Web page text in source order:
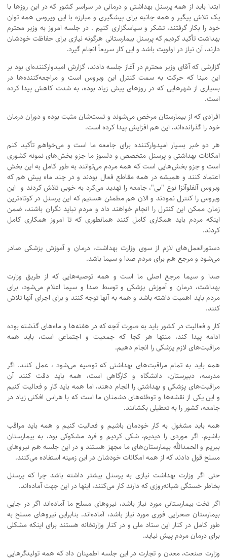
ابتدا باید از همه پرسنل بهداشتی و درمانی در سراسر کشور که در این روزها با
یک تلاش پیگیر و همه جانبه برای پیشگیری و مبارزه با این ویروس همه توان
خود را بکار گرفتند، تشکر و سپاسگزاری کنیم . در جلسه امروز به وزیر محترم
بهداشت تأکید کردیم که پرسنل بیمارستانی هرگونه نیازی برای حفاظت خودشان
دارند، آن نیاز در اولویت باشد و این کار سریعاً انجام گیرد.
گزارشی که آقای وزیر محترم در آغاز جلسه دادند، گزارش امیدوارکننده‌ای بود بر
این مبنا که حرکت به سمت کنترل این ویروس است و مراجعه‌کننده‌ها در
بسیاری از شهرهایی که در روزهای پیش زیاد بوده، به شدت کاهش پیدا کرده
است.
افرادی که از بیمارستان مرخص می‌شوند و تست‌شان مثبت بوده و دوران درمان
خود را گذرانده‌اند، این هم افزایش پیدا کرده است.
هر دو خبر بسیار امیدوارکننده برای جامعه ما است و می‌خواهم تأکید کنم
امکانات بهداشتی و پرسنل متخصص و دلسوز ما جزو بخش‌های نمونه کشوری
است و جزو بخش‌هایی است که همه مردم می‌توانند به طور کامل به این بخش
اعتماد کنند و همیشه در همه مقاطع فعال بودند و در چند ماه پیش هم که
ویروس آنفلوآنزا نوع "بی"، جامعه را تهدید می‌کرد به خوبی تلاش کردند و این
ویروس را کنترل نمودند و الان هم مطمئن هستیم که این پرسنل در کوتاه‌ترین
زمان ممکن این کنترل را انجام خواهند داد و مردم نباید نگران باشند، ضمن
اینکه مردم باید همکاری کامل کنند همانطوری که تا امروز همکاری کامل
کردند.
دستورالعمل‌های لازم از سوی وزارت بهداشت، درمان و آموزش پزشکی صادر
می‌شود و مرجع هم برای مردم صدا و سیما باشد.
صدا و سیما مرجع اصلی ما است و همه توصیه‌هایی که از طریق وزارت
بهداشت، درمان و آموزش پزشکی و توسط صدا و سیما اعلام می‌شود، برای
مردم باید اهمیت داشته باشد و همه به آنها توجه کنند و برای اجرای آنها تلاش
کنند.
کار و فعالیت در کشور باید به صورت آنچه که در هفته‌ها و ماه‌های گذشته بوده
ادامه پیدا کند، منتها هر کجا که جمعیت و اجتماعی است، باید همه
مراقبت‌های لازم پزشکی را انجام دهیم.
همه باید به تمام مراقبت‌های بهداشتی که توصیه می‌شود ، عمل کنند. اگر
مدرسه، دبیرستان، ‌دانشگاه و کارگاهی است، همه باید دقت کنند آن
مراقبت‌های پزشکی و بهداشتی را انجام دهند، اما همه باید کار و فعالیت کنیم
و این یکی از نقشه‌ها و توطئه‌های دشمنان ما است که با هراس‌ افکنی زیاد در
جامعه، کشور را به تعطیلی بکشانند.
همه باید مشغول به کار خودمان باشیم و فعالیت کنیم و همه باید مراقب
باشیم. اگر موردی را دیدیم، شکی کردیم و فرد مشکوکی بود، به بیمارستان
ببریم و الحمدالله بیمارستان‌های ما مجهز هستند و در این جلسه هم نیروهای
مسلح قول دادند که از همه امکانات خودشان در این زمینه استفاده می‌کنند.
حتی اگر وزارت بهداشت نیازی به پرسنل بیشتر داشته باشد چرا که پرسنل
بخاطر خستگی شبانه‌روزی که دارند کار می‌کنند، اینها در این جهت آماده‌اند.
اگر تخت بیمارستانی مورد نیاز باشد، نیروهای مسلح ما آماده‌اند اگر در جایی
بیمارستان صحرایی فوری مورد نیاز باشد، آماده‌اند. بنابراین نیروهای مسلح به
طور کامل در کنار این ستاد ملی و در کنار وزارتخانه هستند برای اینکه مشکلی
برای درمان مردم پیش نیاید.
وزارت صنعت، معدن و تجارت در این جلسه اطمینان داد که همه تولیدگرهایی